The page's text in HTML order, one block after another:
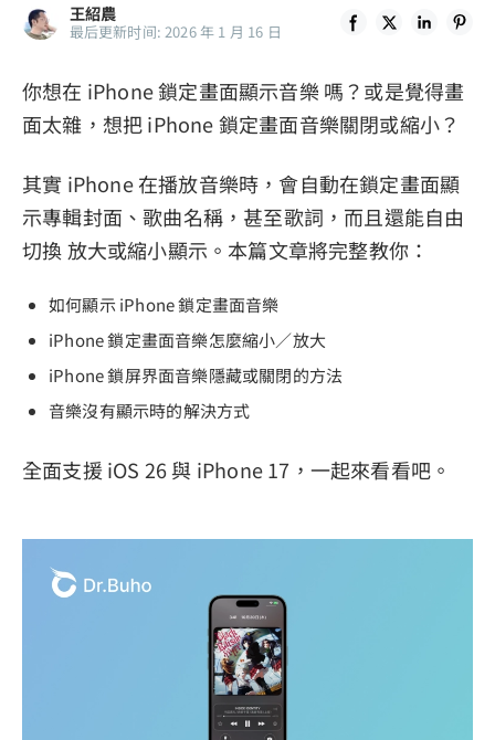
BuhoLaunchpad
聯絡我們
隱私權政策
服務條款
退款政策
王紹農
最后更新时间: 2026 年 1 月 16 日
你想在 iPhone 鎖定畫面顯示音樂 嗎？或是覺得畫
面太雜，想把 iPhone 鎖定畫面音樂關閉或縮小？
其實 iPhone 在播放音樂時，會自動在鎖定畫面顯
示專輯封面、歌曲名稱，甚至歌詞，而且還能自由
切換 放大或縮小顯示。本篇文章將完整教你：
如何顯示 iPhone 鎖定畫面音樂
iPhone 鎖定畫面音樂怎麼縮小／放大
iPhone 鎖屏界面音樂隱藏或關閉的方法
音樂沒有顯示時的解決方式
全面支援 iOS 26 與 iPhone 17，一起來看看吧。